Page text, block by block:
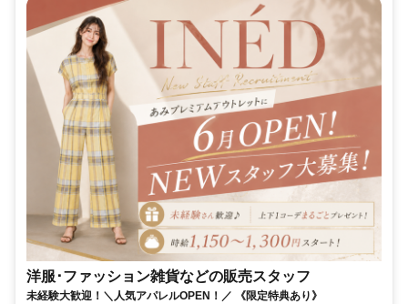
洋服･ファッション雑貨などの販売スタッフ
未経験大歓迎！＼人気アパレルOPEN！／ 《限定特典あり》